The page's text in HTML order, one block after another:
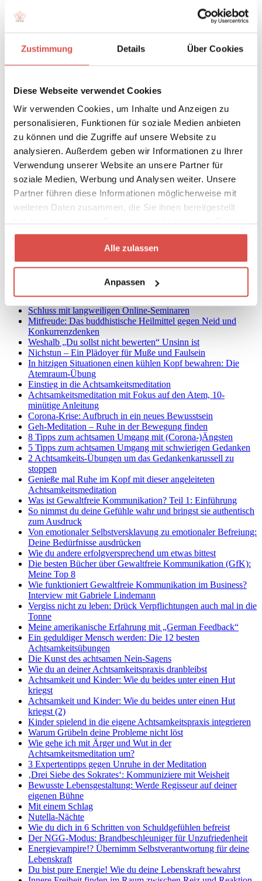
Zustimmung Details Über Cookies
Diese Webseite verwendet Cookies
Wir verwenden Cookies, um Inhalte und Anzeigen zu
personalisieren, Funktionen für soziale Medien anbieten
zu können und die Zugriffe auf unsere Website zu
analysieren. Außerdem geben wir Informationen zu Ihrer
Verwendung unserer Website an unsere Partner für
soziale Medien, Werbung und Analysen weiter. Unsere
Partner führen diese Informationen möglicherweise mit
weiteren Daten zusammen, die Sie ihnen bereitgestellt
gesammelt haben.
Alle zulassen
Anpassen
Ubuntu: Eine Philosophie, die uns lehrt, was Menschsein
Toxische Menschen – Wenn Beziehungen zur
Belastungsprobe werden
Toxische Menschen – Wenn unheilsames Verhalten
TARA: Wie unsere Achtsamkeitstrainer-Ausbildung ihren
Was du von deinem Hund über Achtsamkeit lernen kannst
Selbstvergebung: Wie du lernst, dich selbst zu lieben
Das Geheimnis echter Freundschaft
Schlaflosigkeit mit Achtsamkeit begegnen
Schlaflosigkeit mit Achtsamkeit begegnen
Das Geheimnis echter Freundschaft
Wie mich Achtsamkeit lehrte, mein Gehirn zu benutzen und
was du davon hast
Was du von einem Virus über die Liebe lernen kannst
Die Achtsamkeits-Übung für mehr Liebe in deinem Herzen
und in deinem Leben
Das nicht-geheime Geheimrezept für mehr Liebe in deinem
Herzen in und deinem Leben
Achtsames Schreiben als Weg zu Selbsterkenntnis und
Weisheit
Schluss mit langweiligen Online-Seminaren
Mitfreude: Das buddhistische Heilmittel gegen Neid und
Konkurrenzdenken
Weshalb „Du sollst nicht bewerten“ Unsinn ist
Nichstun – Ein Plädoyer für Muße und Faulsein
In hitzigen Situationen einen kühlen Kopf bewahren: Die
Atemraum-Übung
Einstieg in die Achtsamkeitsmeditation
Achtsamkeitsmeditation mit Fokus auf den Atem, 10-
minütige Anleitung
Corona-Krise: Aufbruch in ein neues Bewusstsein
Geh-Meditation – Ruhe in der Bewegung finden
8 Tipps zum achtsamen Umgang mit (Corona-)Ängsten
5 Tipps zum achtsamen Umgang mit schwierigen Gedanken
2 Achtsamkeits-Übungen um das Gedankenkarussell zu
stoppen
Genieße mal Ruhe im Kopf mit dieser angeleiteten
Achtsamkeitsmeditation
Was ist Gewaltfreie Kommunikation? Teil 1: Einführung
So nimmst du deine Gefühle wahr und bringst sie authentisch
zum Ausdruck
Von emotionaler Selbstversklavung zu emotionaler Befreiung:
Deine Bedürfnisse ausdrücken
Wie du andere erfolgversprechend um etwas bittest
Die besten Bücher über Gewaltfreie Kommunikation (GfK):
Meine Top 8
Wie funktioniert Gewaltfreie Kommunikation im Business?
Interview mit Gabriele Lindemann
Vergiss nicht zu leben: Drück Verpflichtungen auch mal in die
Tonne
Meine amerikanische Erfahrung mit „German Feedback“
Ein geduldiger Mensch werden: Die 12 besten
Achtsamkeitsübungen
Die Kunst des achtsamen Nein-Sagens
Wie du an deiner Achtsamkeitspraxis dranbleibst
Achtsamkeit und Kinder: Wie du beides unter einen Hut
kriegst
Achtsamkeit und Kinder: Wie du beides unter einen Hut
kriegst (2)
Kinder spielend in die eigene Achtsamkeitspraxis integrieren
Warum Grübeln deine Probleme nicht löst
Wie gehe ich mit Ärger und Wut in der
Achtsamkeitsmeditation um?
3 Expertentipps gegen Unruhe in der Meditation
‚Drei Siebe des Sokrates‘: Kommuniziere mit Weisheit
Bewusste Lebensgestaltung: Werde Regisseur auf deiner
eigenen Bühne
Mit einem Schlag
Nutella-Nächte
Wie du dich in 6 Schritten von Schuldgefühlen befreist
Der NGG-Modus: Brandbeschleuniger für Unzufriedenheit
Energievampire!? Übernimm Selbstverantwortung für deine
Lebenskraft
Du bist pure Energie! Wie du deine Lebenskraft bewahrst